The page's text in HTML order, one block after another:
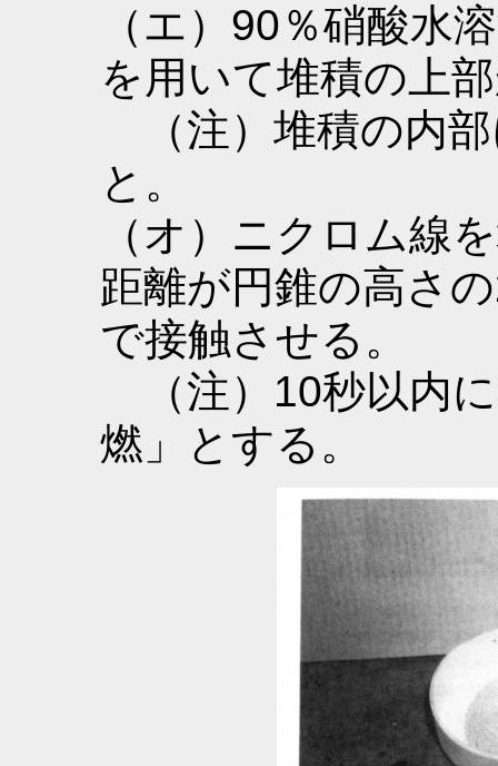
（エ）90％硝酸水
を用いて堆積の上
（注）堆積の内
と。
（オ）ニクロム線
距離が円錐の高さ
で接触させる。
（注）10秒以内
燃」とする。